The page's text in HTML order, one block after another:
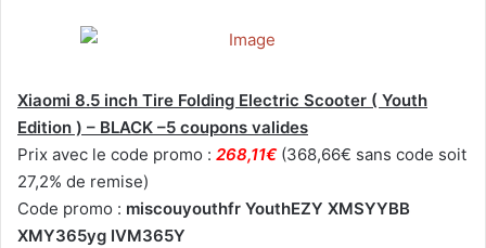
Xiaomi 8.5 inch Tire Folding Electric Scooter ( Youth
Edition ) – BLACK –5 coupons valides
Prix avec le code promo : 268,11€ (368,66€ sans code soit
27,2% de remise)
Code promo : miscouyouthfr YouthEZY XMSYYBB
XMY365yg IVM365Y